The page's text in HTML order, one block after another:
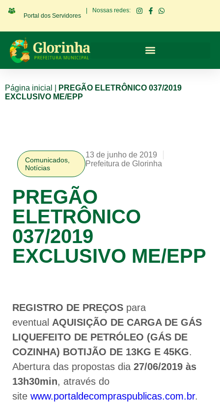
Portal dos Servidores
Nossas redes:
Página inicial
PREGÃO ELETRÔNICO 037/2019
EXCLUSIVO ME/EPP
Comunicados
Notícias
13 de junho de 2019
Prefeitura de Glorinha
PREGÃO
ELETRÔNICO
037/2019
EXCLUSIVO ME/EPP
REGISTRO DE PREÇOS para
eventual AQUISIÇÃO DE CARGA DE GÁS
LIQUEFEITO DE PETRÓLEO (GÁS DE
COZINHA) BOTIJÃO DE 13KG E 45KG.
Abertura das propostas dia 27/06/2019 às
13h30min, através do
site www.portaldecompraspublicas.com.br.